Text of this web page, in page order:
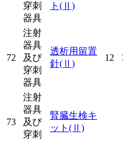
穿刺
器具
ト (Ⅱ)
72
注射
器具
及び
穿刺
器具
透析用留置
針(Ⅱ)
12
73
注射
器具
及び
穿刺
腎臓生検キ
ット (Ⅱ)